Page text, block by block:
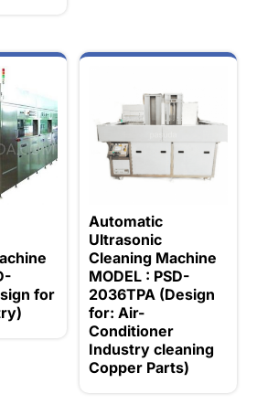
for
Automatic
Ultrasonic
Cleaning Machine
MODEL : PSD-
2036TPA (Design
for: Air-
Conditioner
Industry cleaning
Copper Parts)